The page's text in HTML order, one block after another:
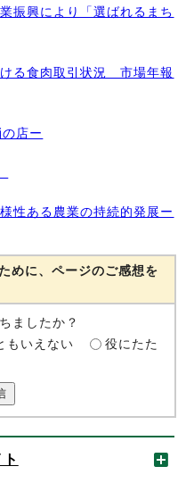
振興により「選ばれるまち
る食肉取引状況 市場年報
店ー
性ある農業の持続的発展ー
めに、ページのご感想を
ましたか？
もいえない
役にたた